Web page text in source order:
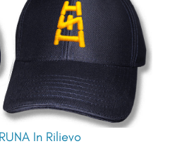
In Rilievo